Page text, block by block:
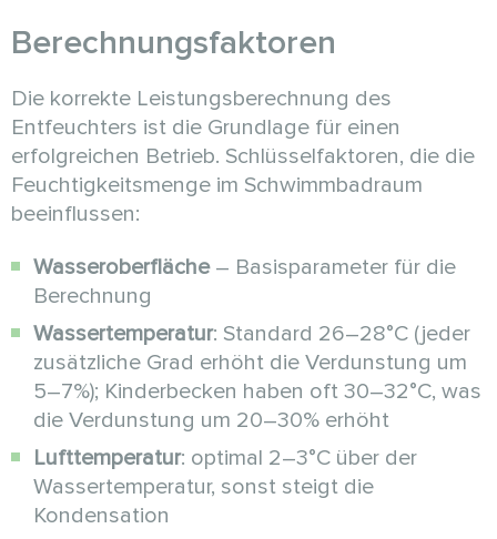
Berechnungsfaktoren
Die korrekte Leistungsberechnung des
Entfeuchters ist die Grundlage für einen
erfolgreichen Betrieb. Schlüsselfaktoren, die die
Feuchtigkeitsmenge im Schwimmbadraum
beeinflussen:
Wasseroberfläche– Basisparameter für die
Berechnung
Wassertemperatur: Standard 26–28°C (jeder
zusätzliche Grad erhöht die Verdunstung um
5–7%); Kinderbecken haben oft 30–32°C, was
die Verdunstung um 20–30% erhöht
Lufttemperatur: optimal 2–3°C über der
Wassertemperatur, sonst steigt die
Kondensation